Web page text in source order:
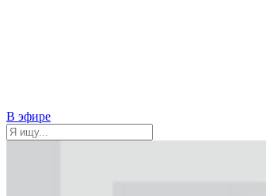
В эфире